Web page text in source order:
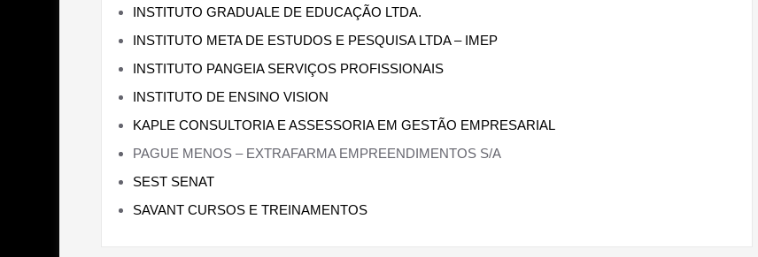
INSTITUTO GRADUALE DE EDUCAÇÃO LTDA.
INSTITUTO META DE ESTUDOS E PESQUISA LTDA – IMEP
INSTITUTO PANGEIA SERVIÇOS PROFISSIONAIS
INSTITUTO DE ENSINO VISION
KAPLE CONSULTORIA E ASSESSORIA EM GESTÃO EMPRESARIAL
PAGUE MENOS – EXTRAFARMA EMPREENDIMENTOS S/A
SEST SENAT
SAVANT CURSOS E TREINAMENTOS